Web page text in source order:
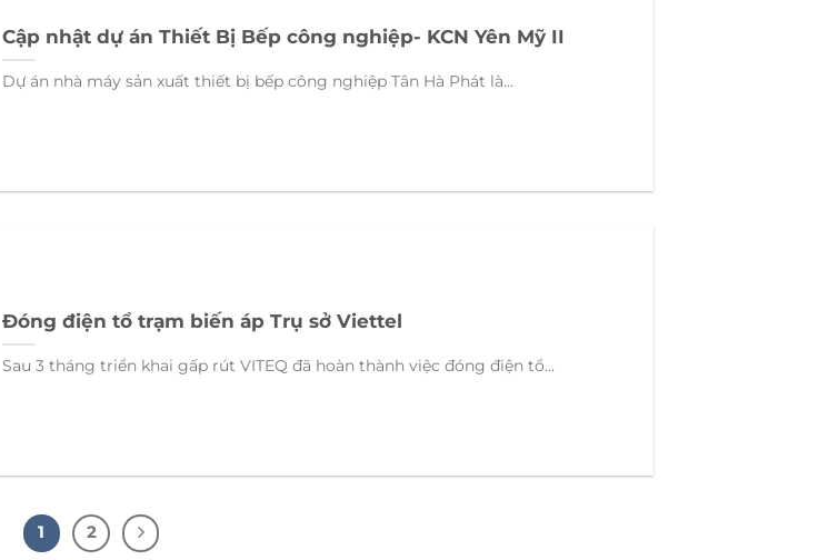
Cập nhật dự án Thiết Bị Bếp công nghiệp- KCN Yên Mỹ II
Dự án nhà máy sản xuất thiết bị bếp công nghiệp Tân Hà Phát là...
Đóng điện tổ trạm biến áp Trụ sở Viettel
Sau 3 tháng triển khai gấp rút VITEQ đã hoàn thành việc đóng điện tổ...
1 2